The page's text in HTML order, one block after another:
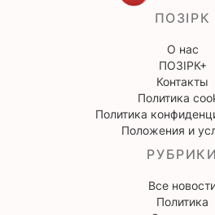
ПОЗІРК
О нас
ПОЗІРК+
Контакты
Политика
Политика
Положения и
РУБРИКИ
Все
Политика